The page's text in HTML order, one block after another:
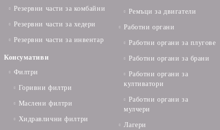
Резервни части за комбайни
Резервни части за хедери
Резервни части за инвентар
Консумативи
Филтри
Горивни филтри
Маслени филтри
Хидравлични филтри
Ремъци за двигатели
Работни органи
Работни органи за плугове
Работни органи за брани
Работни органи за
култиватори
Работни органи за
мулчери
Лагери